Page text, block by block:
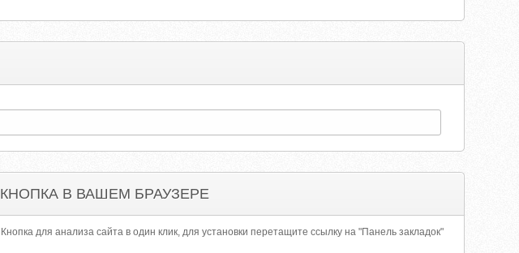
КНОПКА В ВАШЕМ БРАУЗЕРЕ
Кнопка для анализа сайта в один клик, для установки перетащите ссылку на "Панель закладок"